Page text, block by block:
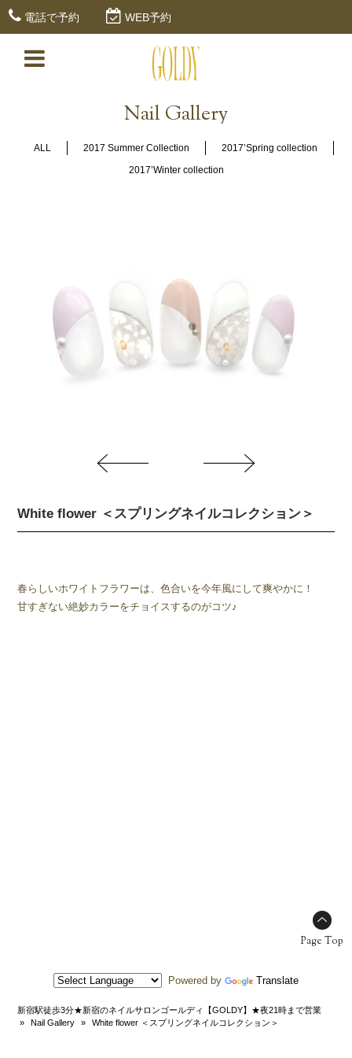
電話で予約 WEB予約
Nail Gallery
ALL 2017 Summer Collection
2017’Spring collection
2017’Winter collection
White flower ＜スプリングネイルコレクション＞
春らしいホワイトフラワーは、色合いを今年風にして爽やかに！
甘すぎない絶妙カラーをチョイスするのがコツ♪
Page Top
Powered by Translate
新宿駅徒歩3分★新宿のネイルサロンゴールディ【GOLDY】★夜21時まで営業
»
Nail Gallery » White flower ＜スプリングネイルコレクション＞